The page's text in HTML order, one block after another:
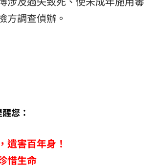
方調查偵辦。
您：
遺害百年身！
惜生命